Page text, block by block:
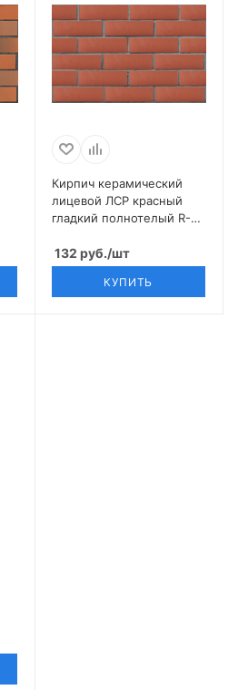
Кирпич керамический
лицевой ЛСР красный
гладкий полнотелый R-60
132 руб./шт
КУПИТЬ